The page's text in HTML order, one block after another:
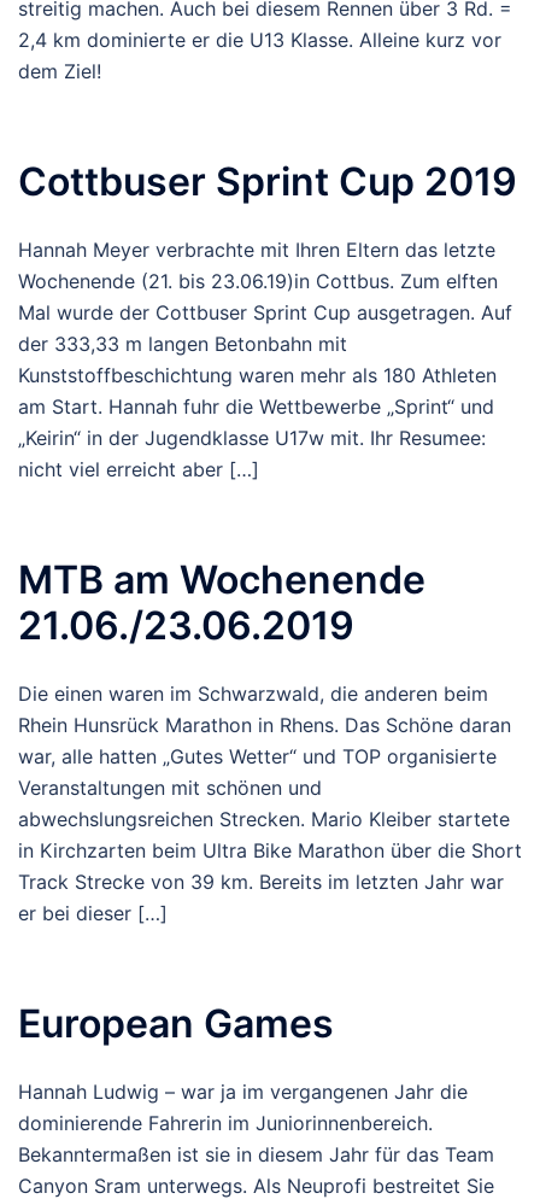
streitig machen. Auch bei diesem Rennen über 3 Rd. =
2,4 km dominierte er die U13 Klasse. Alleine kurz vor
dem Ziel!
Cottbuser Sprint Cup 2019
Hannah Meyer verbrachte mit Ihren Eltern das letzte
Wochenende (21. bis 23.06.19)in Cottbus. Zum elften
Mal wurde der Cottbuser Sprint Cup ausgetragen. Auf
der 333,33 m langen Betonbahn mit
Kunststoffbeschichtung waren mehr als 180 Athleten
am Start. Hannah fuhr die Wettbewerbe „Sprint“ und
„Keirin“ in der Jugendklasse U17w mit. Ihr Resumee:
nicht viel erreicht aber […]
MTB am Wochenende
21.06./23.06.2019
Die einen waren im Schwarzwald, die anderen beim
Rhein Hunsrück Marathon in Rhens. Das Schöne daran
war, alle hatten „Gutes Wetter“ und TOP organisierte
Veranstaltungen mit schönen und
abwechslungsreichen Strecken. Mario Kleiber startete
in Kirchzarten beim Ultra Bike Marathon über die Short
Track Strecke von 39 km. Bereits im letzten Jahr war
er bei dieser […]
European Games
Hannah Ludwig – war ja im vergangenen Jahr die
dominierende Fahrerin im Juniorinnenbereich.
Bekanntermaßen ist sie in diesem Jahr für das Team
Canyon Sram unterwegs. Als Neuprofi bestreitet Sie